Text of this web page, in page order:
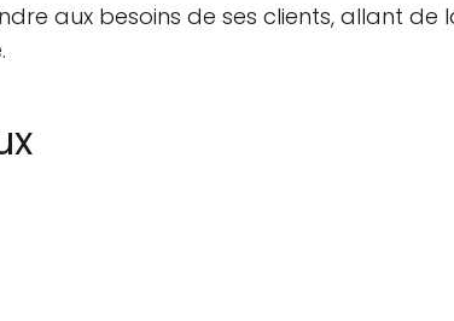
aux besoins de ses clients, allant